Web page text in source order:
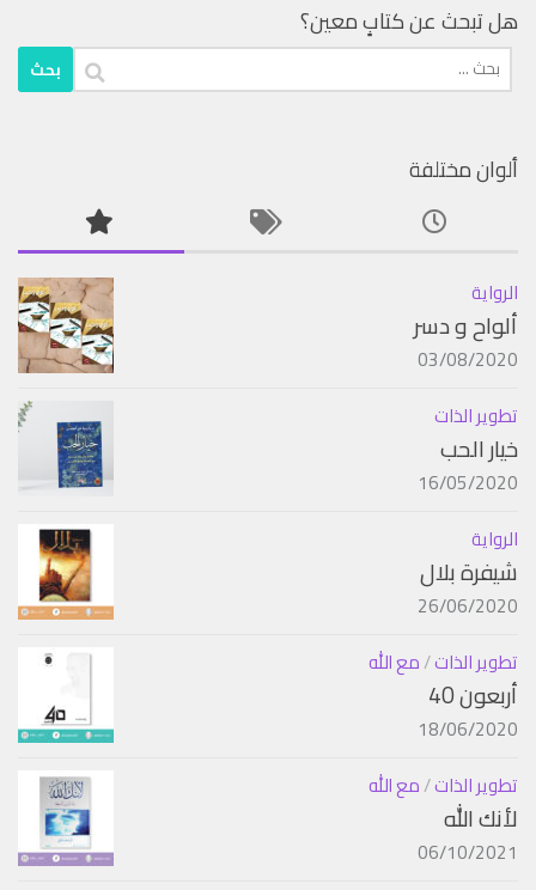
هل تبحث عن كتابٍ معين؟
البحث
عن:
ألوان مختلفة
الرواية
ألواح و دسر
03/08/2020
تطوير الذات
خيار الحب
16/05/2020
الرواية
شيفرة بلال
26/06/2020
تطوير الذات/مع الله
أربعون 40
18/06/2020
تطوير الذات/مع الله
لأنك الله
06/10/2021